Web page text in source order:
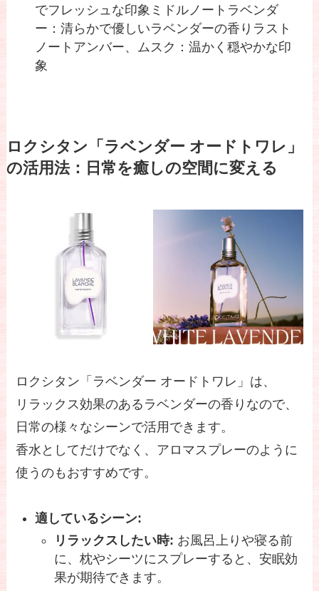
でフレッシュな印象ミドルノートラベンダ
ー：清らかで優しいラベンダーの香りラスト
ノートアンバー、ムスク：温かく穏やかな印
象
ロクシタン「ラベンダー オードトワレ」
の活用法：日常を癒しの空間に変える
ロクシタン「ラベンダー オードトワレ」は、
リラックス効果のあるラベンダーの香りなので、
日常の様々なシーンで活用できます。
香水としてだけでなく、アロマスプレーのように
使うのもおすすめです。
適しているシーン:
リラックスしたい時: お風呂上りや寝る前
に、枕やシーツにスプレーすると、安眠効
果が期待できます。